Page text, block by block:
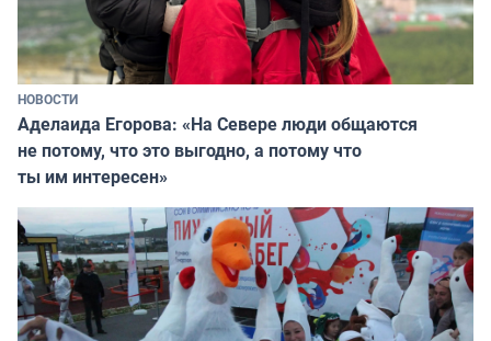
НОВОСТИ
Аделаида Егорова: «На Севере люди общаются
не потому, что это выгодно, а потому что
ты им интересен»